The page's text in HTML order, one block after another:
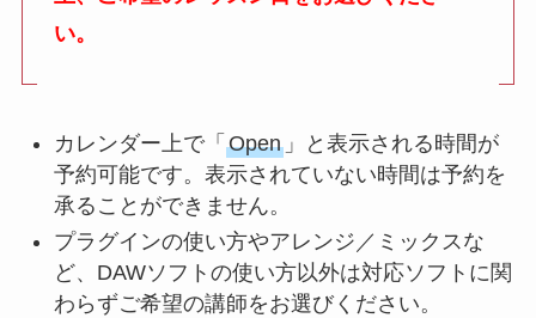
い。
カレンダー上で「 Open」と表示される時間が
予約可能です。表示されていない時間は予約を
承ることができません。
プラグインの使い方やアレンジ／ミックスな
ど、DAWソフトの使い方以外は対応ソフトに関
わらずご希望の講師をお選びください。